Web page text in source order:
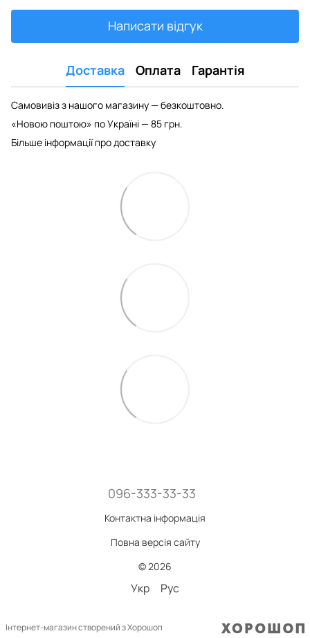
Написати відгук
Доставка Оплата Гарантія
Самовивіз з нашого магазину — безкоштовно.
«Новою поштою» по Україні — 85 грн.
Більше інформації про доставку
096-333-33-33
Контактна інформація
Повна версія сайту
© 2026
Укр Рус
Інтернет-магазин створений з Хорошоп